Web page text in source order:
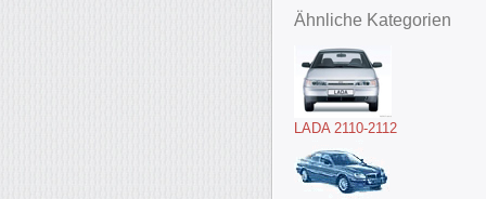
Ähnliche Kategorien
LADA 2110-2112